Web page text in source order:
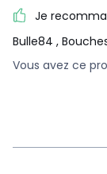
Je
Bulle84 ,
Vous avez ce